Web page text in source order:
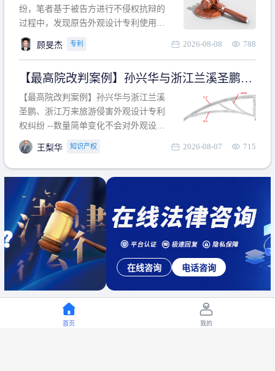
知或应知、是否有
纷，笔者基于被告方进行不侵权抗辩的
过程中，发现原告外观设计专利使用状
态参考图中的外观设计与被告涉案商品
的视觉效果存在显著区别。故就使用状
保护范围确定进行了研究，将办案体会
与研究过程记录如下： 简要结论： 笔者
提出使用状态参考图应以
顾旻杰 专利 2026-08-08 788
【最高院改判案例】孙兴华与浙江兰溪圣鹏、
浙江万来旅游侵害外观设计专利权纠纷
【最高院改判案例】孙兴华与浙江兰溪
圣鹏、浙江万来旅游侵害外观设计专利
权纠纷 --数量简单变化不会对外观设计
产生视觉影响，及现有设计抗辩与专利
无效再审改判可以执行回转 【承办律
师】 王梨华 浙江杭知桥律师事务所 【案
由】 侵害外观设计专利权纠纷 【案号索
引】 再审：最高人民法院(2019)最高法
民再2
王梨华 知识产权 2026-08-07 715
在线咨询 电话咨询
首页 我的